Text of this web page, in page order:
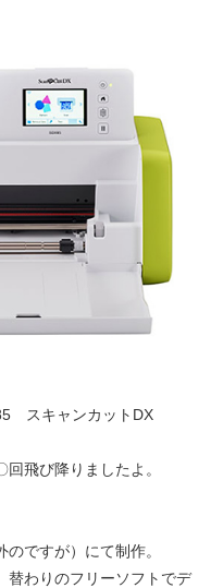
スキャンカットDX
飛び降りましたよ。
ですが）にて制作。
替わりのフリーソフトでデ